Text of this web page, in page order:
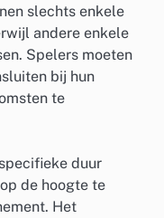
slechts enkele
andere enkele
Spelers moeten
bij hun
te
duur
de hoogte te
Het